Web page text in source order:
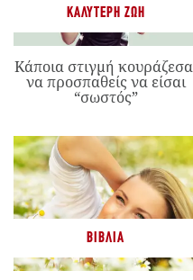
ΚΑΛΎΤΕΡΗ ΖΩΉ
Κάποια στιγμή
να προσπαθείς να είσαι
“σωστός”
ΒΙΒΛΊΑ